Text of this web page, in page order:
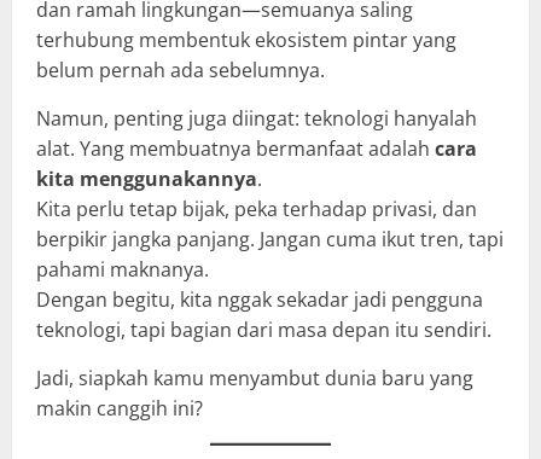
dan ramah lingkungan—semuanya saling
terhubung membentuk ekosistem pintar yang
belum pernah ada sebelumnya.
Namun, penting juga diingat: teknologi hanyalah
alat. Yang membuatnya bermanfaat adalah cara
kita menggunakannya.
Kita perlu tetap bijak, peka terhadap privasi, dan
berpikir jangka panjang. Jangan cuma ikut tren, tapi
pahami maknanya.
Dengan begitu, kita nggak sekadar jadi pengguna
teknologi, tapi bagian dari masa depan itu sendiri.
Jadi, siapkah kamu menyambut dunia baru yang
makin canggih ini?